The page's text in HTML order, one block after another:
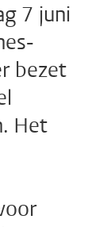
7 juni
bezet
Het